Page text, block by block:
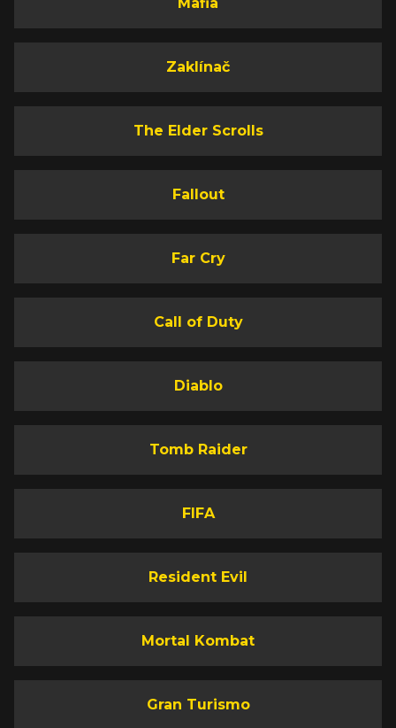
Zaklínač
The Elder Scrolls
Fallout
Far Cry
Call of Duty
Diablo
Tomb Raider
FIFA
Resident Evil
Mortal Kombat
Gran Turismo